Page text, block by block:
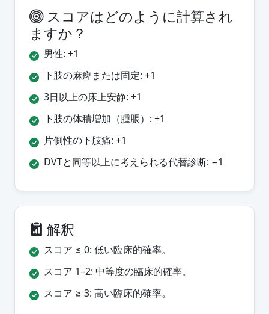
スコアはどのように計算され
ますか？
男性: +1
下肢の麻痺または固定: +1
3日以上の床上安静: +1
下肢の体積増加（腫脹）: +1
片側性の下肢痛: +1
DVTと同等以上に考えられる代替診断: −1
解釈
スコア ≤ 0: 低い臨床的確率。
スコア 1–2: 中等度の臨床的確率。
スコア ≥ 3: 高い臨床的確率。